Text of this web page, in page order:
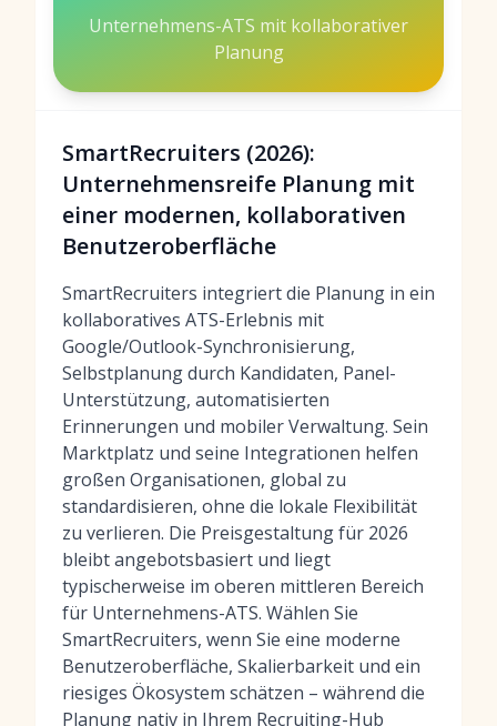
Unternehmens-ATS mit kollaborativer
Planung
SmartRecruiters (2026):
Unternehmensreife Planung mit
einer modernen, kollaborativen
Benutzeroberfläche
SmartRecruiters integriert die Planung in ein
kollaboratives ATS-Erlebnis mit
Google/Outlook-Synchronisierung,
Selbstplanung durch Kandidaten, Panel-
Unterstützung, automatisierten
Erinnerungen und mobiler Verwaltung. Sein
Marktplatz und seine Integrationen helfen
großen Organisationen, global zu
standardisieren, ohne die lokale Flexibilität
zu verlieren. Die Preisgestaltung für 2026
bleibt angebotsbasiert und liegt
typischerweise im oberen mittleren Bereich
für Unternehmens-ATS. Wählen Sie
SmartRecruiters, wenn Sie eine moderne
Benutzeroberfläche, Skalierbarkeit und ein
riesiges Ökosystem schätzen – während die
Planung nativ in Ihrem Recruiting-Hub